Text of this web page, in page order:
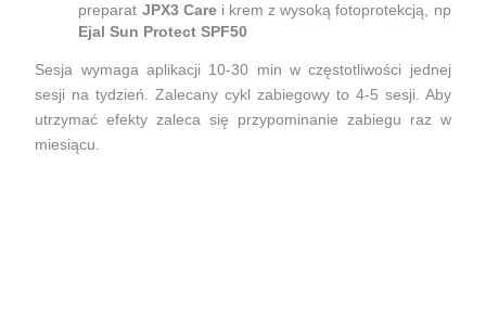
preparat JPX3 Care i krem z wysoką fotoprotekcją, np
Ejal Sun Protect SPF50
Sesja wymaga aplikacji 10-30 min w częstotliwości jednej
sesji na tydzień. Zalecany cykl zabiegowy to 4-5 sesji. Aby
utrzymać efekty zaleca się przypominanie zabiegu raz w
miesiącu.